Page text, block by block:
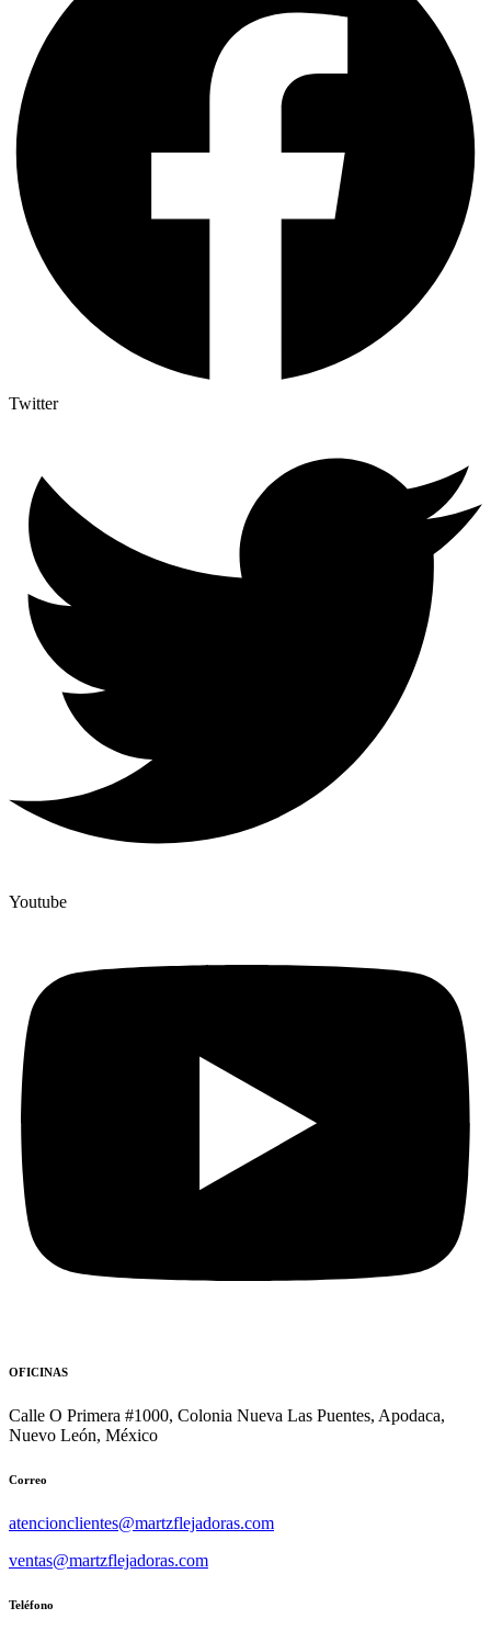
Twitter
Youtube
OFICINAS
Calle O Primera #1000, Colonia Nueva Las Puentes, Apodaca,
Nuevo León, México
Correo
atencionclientes@martzflejadoras.com
ventas@martzflejadoras.com
Teléfono